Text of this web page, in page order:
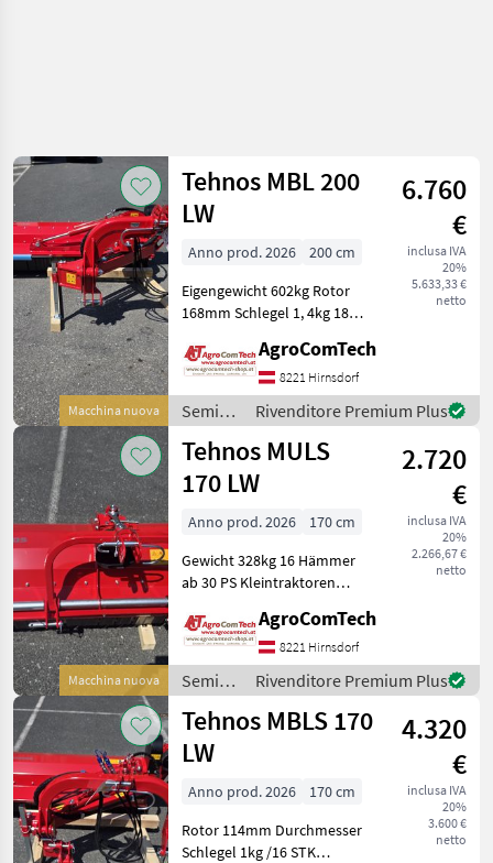
Macchina nuova
Tehnos MBL 200
LW
6.760
€
inclusa IVA
20%
5.633,33 €
netto
Anno prod. 2026
200 cm
Eigengewicht 602kg Rotor
168mm Schlegel 1, 4kg 18
Gewicht des Traktors
4000kg Tipo di martello:
Mazza per trincia, Ruota
libera: Ruota
AgroComTech
8221 Hirnsdorf
Semina
e cura /
Tehnos
Rivenditore Premium Plus
Macchina nuova
Tehnos MULS
170 LW
2.720
€
inclusa IVA
20%
2.266,67 €
netto
Anno prod. 2026
170 cm
Gewicht 328kg 16 Hämmer
ab 30 PS Kleintraktoren
Gelenkwelle Semina e cura
Trinciatutto
AgroComTech
8221 Hirnsdorf
Semina
e cura /
Tehnos
Rivenditore Premium Plus
Tehnos MBLS 170
LW
4.320
€
inclusa IVA
20%
3.600 €
netto
Anno prod. 2026
170 cm
Rotor 114mm Durchmesser
Schlegel 1kg /16 STK